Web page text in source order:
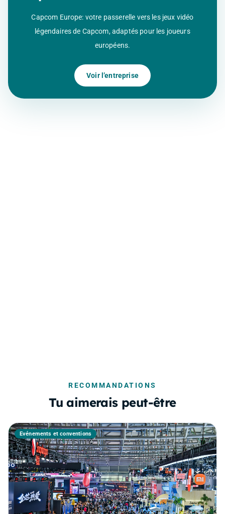
Capcom Europe: votre passerelle vers les jeux vidéo
légendaires de Capcom, adaptés pour les joueurs
européens.
Voir l’entreprise
RECOMMANDATIONS
Tu aimerais peut-être
Événements et conventions